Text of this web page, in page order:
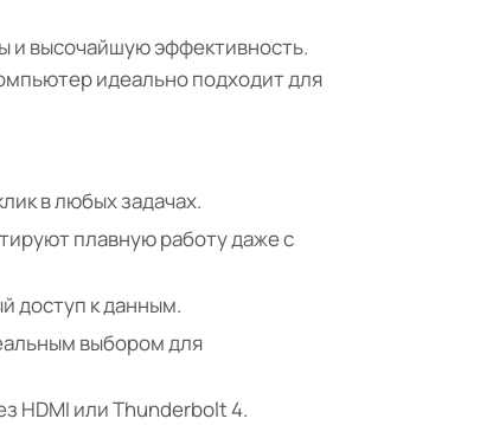
и высочайшую эффективность.
идеально подходит для
в любых задачах.
плавную работу даже с
доступ к данным.
выбором для
HDMI или Thunderbolt 4.